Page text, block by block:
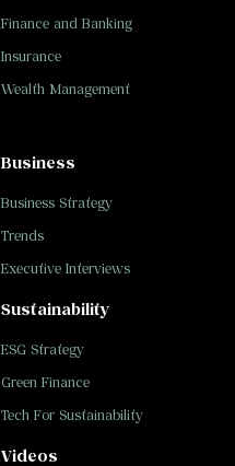
Finance and Banking
Insurance
Wealth Management
Business
Business Strategy
Trends
Executive Interviews
Sustainability
ESG Strategy
Green Finance
Tech For Sustainability
Videos